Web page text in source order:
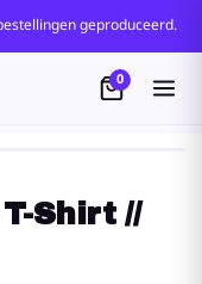
geproduceerd.
0
Shirt //